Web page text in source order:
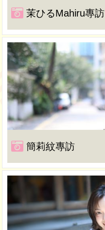
茉ひるMahiru專訪
簡莉紋專訪